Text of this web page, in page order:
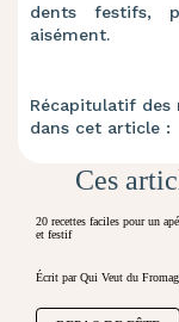
dents festifs,
aisément.
Récapitulatif des
dans cet article :
Ces
20 recettes faciles pour un
et festif
Écrit par Qui Veut du